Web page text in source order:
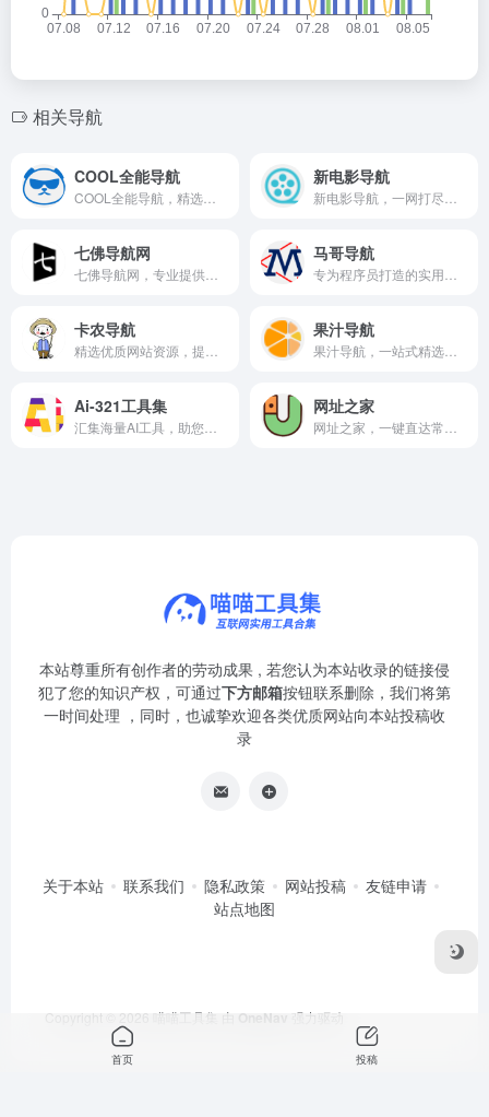
相关导航
COOL全能导航 新电影导航
七佛导航网 马哥导航
卡农导航 果汁导航
Ai-321工具集 网址之家
本站尊重所有创作者的劳动成果 , 若您认为本站收录的链接侵
犯了您的知识产权，可通过下方邮箱按钮联系删除，我们将第
一时间处理 ，同时，也诚挚欢迎各类优质网站向本站投稿收
录
关于本站 联系我们 隐私政策 网站投稿
友链申请
站点地图
Copyright © 2026 喵喵工具集 由 OneNav 强力驱动
首页 投稿